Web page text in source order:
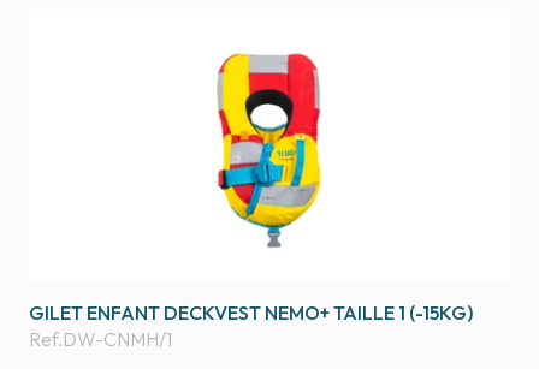
GILET ENFANT DECKVEST NEMO+ TAILLE 1 (-15KG)
Ref.DW-CNMH/1